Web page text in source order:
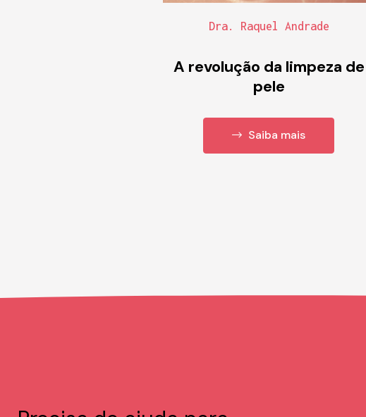
Dra. Raquel Andrade
A revolução da limpeza de
pele
Saiba mais